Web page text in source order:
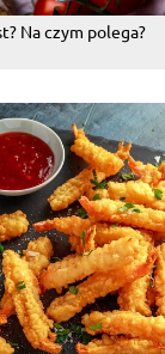
Na czym polega?